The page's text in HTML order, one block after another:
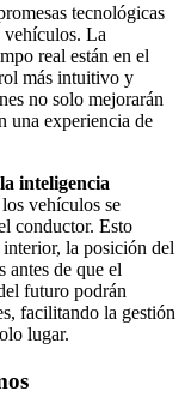
tecnológicas
vehículos. La
real están en el
más intuitivo y
no solo mejorarán
una experiencia de
inteligencia
vehículos se
conductor. Esto
la posición del
antes de que el
futuro podrán
facilitando la gestión
lugar.